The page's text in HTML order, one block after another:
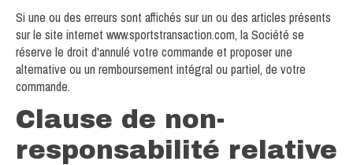
Si une ou des erreurs sont affichés sur un ou des articles présents
sur le site internet www.sportstransaction.com, la Société se
réserve le droit d'annulé votre commande et proposer une
alternative ou un remboursement intégral ou partiel, de votre
commande.
Clause de non-
responsabilité relative